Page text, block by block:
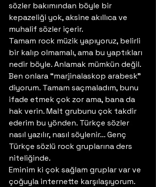
sözler bakımından böyle bir
kepazeliği yok, aksine akıllıca ve
muhalif sözler içerir.
Tamam rock müzik yapıyoruz, belirli
bir kalıp olmamalı, ama bu yaptıkları
nedir böyle. Anlamak mümkün değil.
Ben onlara “marjinalaskop arabesk”
diyorum. Tamam saçmaladım, bunu
ifade etmek çok zor ama, bana da
hak verin. Malt grubunu çok takdir
ederim bu yönden. Türkçe sözler
nasıl yazılır, nasıl söylenir… Genç
Türkçe sözlü rock gruplarına ders
niteliğinde.
Eminim ki çok sağlam gruplar var ve
çoğuyla internette karşılaşıyorum.